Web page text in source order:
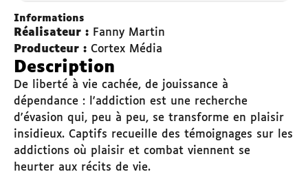
Informations
Réalisateur : Fanny Martin
Producteur : Cortex Média
Description
De liberté à vie cachée, de jouissance à
dépendance : l'addiction est une recherche
d'évasion qui, peu à peu, se transforme en plaisir
insidieux. Captifs recueille des témoignages sur les
addictions où plaisir et combat viennent se
heurter aux récits de vie.